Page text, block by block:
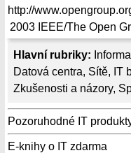
Hlavní rubriky:
Datová centra, Sítě, IT
Zkušenosti a názory,
Pozoruhodné IT
E-knihy o IT zdarma
http://
2003 IEEE/The Open